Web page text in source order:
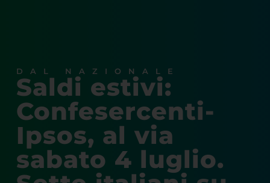
DAL NAZIONALE
Saldi estivi:
Confesercenti-
Ipsos, al via
sabato 4 luglio.